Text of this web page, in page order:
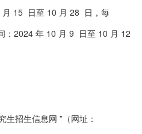
月 15 日至 10 月 28 日，每
：2024 年 10 月 9 日至 10 月 12
生招生信息网 ”（网址：